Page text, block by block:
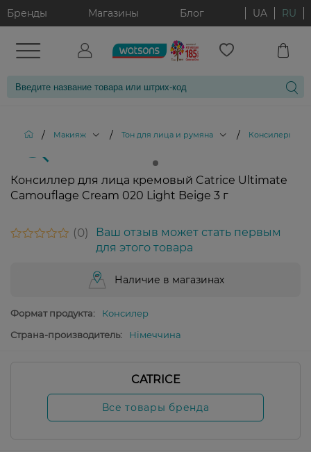
Бренды Магазины Блог UA RU
/ Макияж / Тон для лица и румяна / Консилеры
Консиллер для лица кремовый Catrice Ultimate
Camouflage Cream 020 Light Beige 3 г
0
Ваш отзыв может стать первым
для этого товара
Наличие в магазинах
Формат продукта:
Консилер
Страна-производитель:
Німеччина
CATRICE
Все товары бренда